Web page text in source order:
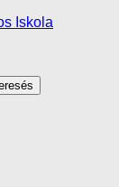
Iskola